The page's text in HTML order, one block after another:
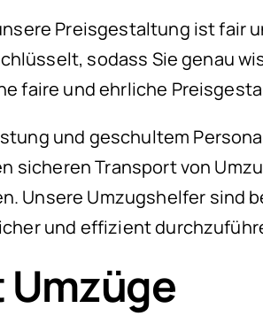
Preisgestaltung ist fair
sodass Sie genau
faire und ehrliche
und geschultem
sicheren Transport von
Unsere Umzugshelfer sind
und effizient